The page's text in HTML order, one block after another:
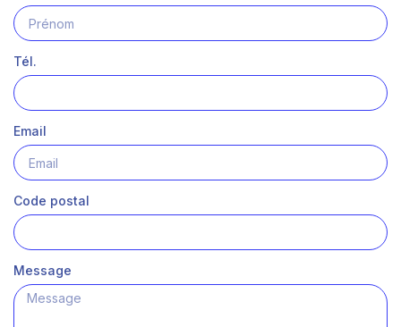
Tél.
Email
Code postal
Message